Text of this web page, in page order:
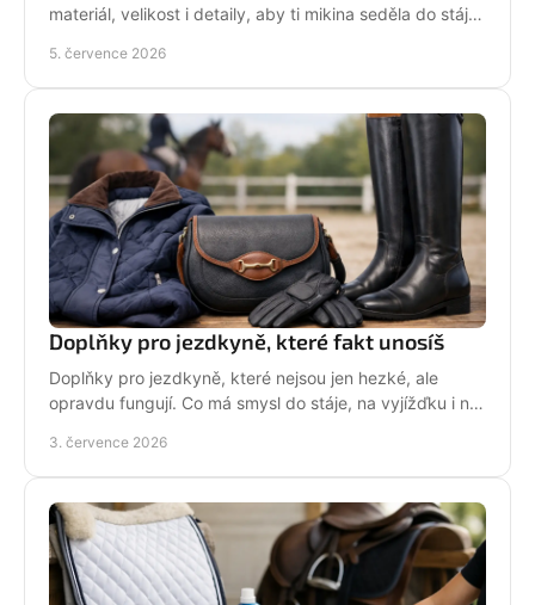
materiál, velikost i detaily, aby ti mikina seděla do stáje,
5. července 2026
Doplňky pro jezdkyně, které fakt unosíš
Doplňky pro jezdkyně, které nejsou jen hezké, ale
opravdu fungují. Co má smysl do stáje, na vyjížďku i na
3. července 2026